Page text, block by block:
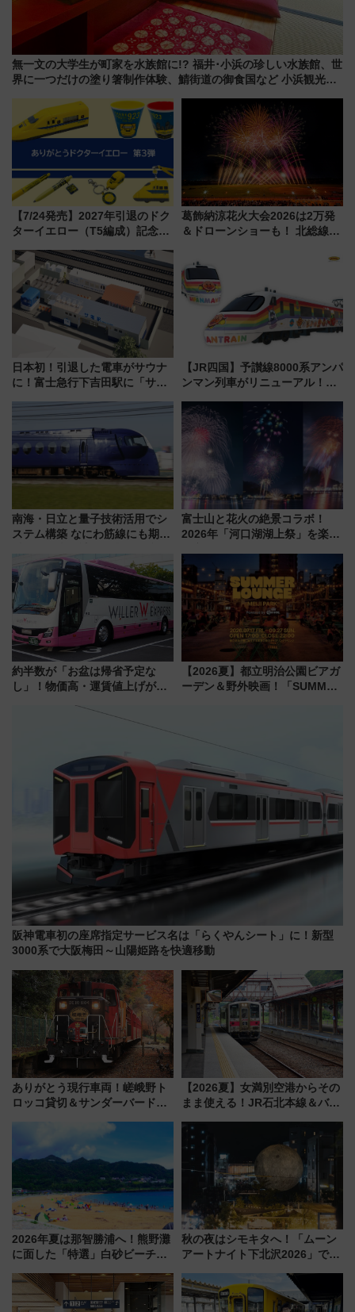
無一文の大学生が町家を水族館に!? 福井･小浜の珍しい水族館、世
界に一つだけの塗り箸制作体験、鯖街道の御食国など 小浜観光レ
【7/24発売】2027年引退のドク
ターイエロー（T5編成）記念グ
送の目覚まし時計など通販・販
売店舗まとめ
葛飾納涼花火大会2026は2万発
＆ドローンショーも！ 北総線を
車、観覧スポット情報と周辺観
光まとめ（7/28開催）
日本初！引退した電車がサウナ
に！富士急行下吉田駅に「サ電
業 行き交う電車の音や振動を
感じながら「ととのう」新感覚
【JR四国】予讃線8000系アンパ
ンマン列車がリニューアル！内
今年12月
南海・日立と量子技術活用でシ
ステム構築 なにわ筋線にも期待
富士山と花火の絶景コラボ！
2026年「河口湖湖上祭」を楽し
ススメ
約半数が「お盆は帰省予定な
し」！物価高・運賃値上げが財
りたいけど……【WILLER お盆
【2026夏】都立明治公園ビアガ
ーデン＆野外映画！「SUMMER
阪神電車初の座席指定サービス名は「らくやんシート」に！新型
3000系で大阪梅田～山陽姫路を快適移動
ありがとう現行車両！嵯峨野ト
ロッコ貸切＆サンダーバードレ
斉藤雪乃＆福原トシヒロと行
く！9月13日「京都の鉄道満喫
ツアー」開催
【2026夏】女満別空港からその
まま使える！JR石北本線＆バス
ーパス」でおトクに道東観光
（8/3発売）
2026年夏は那智勝浦へ！熊野灘
に面した「特選」白砂ビーチは
会」は8月11日開催！
秋の夜はシモキタへ！「ムーン
アートナイト下北沢2026」でイ
を満喫しよう